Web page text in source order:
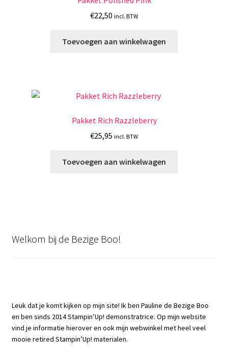
€22,50 incl. BTW
Toevoegen aan winkelwagen
Pakket Rich Razzleberry
€25,95 incl. BTW
Toevoegen aan winkelwagen
Welkom bij de Bezige Boo!
Leuk dat je komt kijken op mijn site! Ik ben Pauline de Bezige Boo
en ben sinds 2014 Stampin’Up! demonstratrice. Op mijn website
vind je informatie hierover en ook mijn webwinkel met heel veel
mooie retired Stampin’Up! materialen.